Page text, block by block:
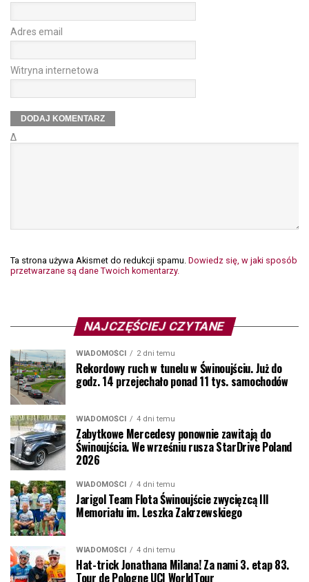
Adres email
Witryna internetowa
Δ
Ta strona używa Akismet do redukcji spamu. Dowiedz się, w jaki sposób
przetwarzane są dane Twoich komentarzy.
NAJCZĘŚCIEJ CZYTANE
WIADOMOŚCI 2 dni temu
Rekordowy ruch w tunelu w Świnoujściu. Już do
godz. 14 przejechało ponad 11 tys. samochodów
WIADOMOŚCI 4 dni temu
Zabytkowe Mercedesy ponownie zawitają do
Świnoujścia. We wrześniu rusza StarDrive Poland
2026
WIADOMOŚCI 4 dni temu
Jarigol Team Flota Świnoujście zwycięzcą III
Memoriału im. Leszka Zakrzewskiego
WIADOMOŚCI 4 dni temu
Hat-trick Jonathana Milana! Za nami 3. etap 83.
Tour de Pologne UCI WorldTour